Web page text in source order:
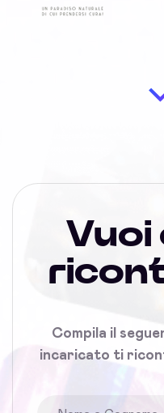
Vuoi
Compila il
incaricato ti